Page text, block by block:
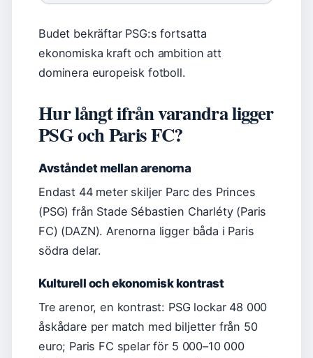
Budet bekräftar PSG:s fortsatta
ekonomiska kraft och ambition att
dominera europeisk fotboll.
Hur långt ifrån varandra ligger
PSG och Paris FC?
Avståndet mellan arenorna
Endast 44 meter skiljer Parc des Princes
(PSG) från Stade Sébastien Charléty (Paris
FC) (DAZN). Arenorna ligger båda i Paris
södra delar.
Kulturell och ekonomisk kontrast
Tre arenor, en kontrast: PSG lockar 48 000
åskådare per match med biljetter från 50
euro; Paris FC spelar för 5 000–10 000